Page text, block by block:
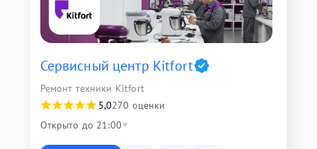
Сервисный центр Kitfort
Ремонт техники Kitfort
5,0270 оценки
Открыто до 21:00